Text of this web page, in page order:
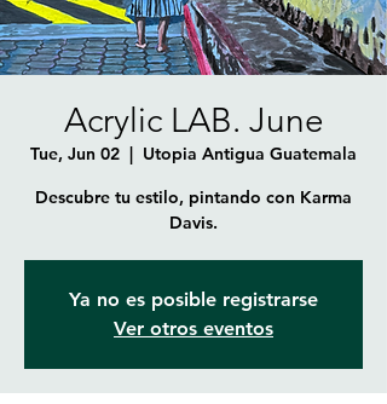
Acrylic LAB. June
Tue, Jun 02
  |
Utopia Antigua Guatemala
Descubre tu estilo, pintando con Karma
Davis.
Ya no es posible registrarse
Ver otros eventos